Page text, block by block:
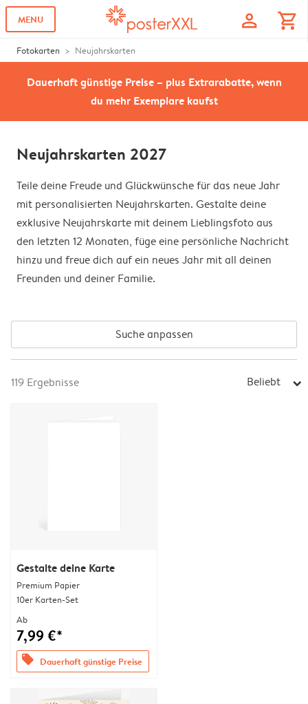
MENU profile shopping_cart
Fotokarten Neujahrskarten
Dauerhaft günstige Preise – plus Extrarabatte, wenn
du mehr Exemplare kaufst
Neujahrskarten 2027
Teile deine Freude und Glückwünsche für das neue Jahr
mit personalisierten Neujahrskarten. Gestalte deine
exklusive Neujahrskarte mit deinem Lieblingsfoto aus
den letzten 12 Monaten, füge eine persönliche Nachricht
hinzu und freue dich auf ein neues Jahr mit all deinen
Freunden und deiner Familie.
Suche anpassen
119 Ergebnisse Beliebt arrow_right
Gestalte deine Karte
Premium Papier
10er Karten-Set
Ab
7,99 €*
offers Dauerhaft günstige Preise